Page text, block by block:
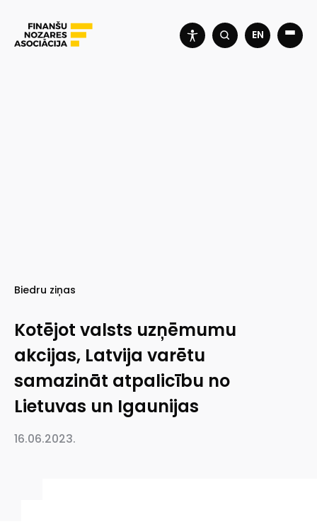
EN
Biedru ziņas
Kotējot valsts uzņēmumu
akcijas, Latvija varētu
samazināt atpalicību no
Lietuvas un Igaunijas
16.06.2023.